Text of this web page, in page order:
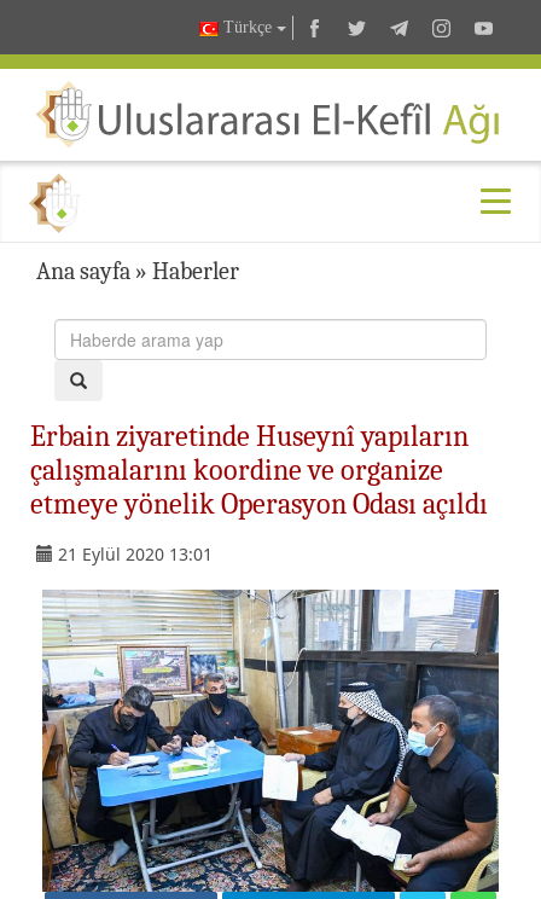
Türkçe
Ana sayfa » Haberler
Erbain ziyaretinde Huseynî yapıların
çalışmalarını koordine ve organize
etmeye yönelik Operasyon Odası açıldı
21 Eylül 2020 13:01